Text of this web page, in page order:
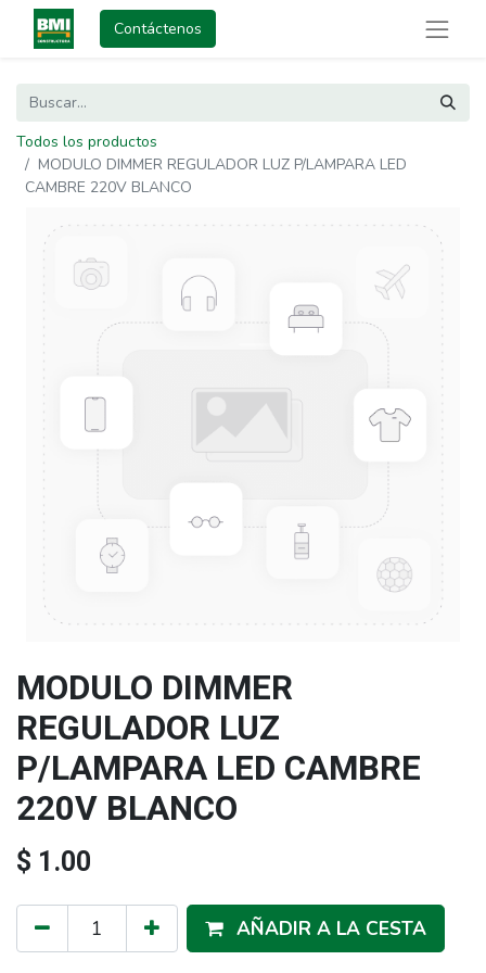
Contáctenos
Todos los productos
MODULO DIMMER REGULADOR LUZ P/LAMPARA LED
CAMBRE 220V BLANCO
MODULO DIMMER
REGULADOR LUZ
P/LAMPARA LED CAMBRE
220V BLANCO
$ 1.00
AÑADIR A LA CESTA